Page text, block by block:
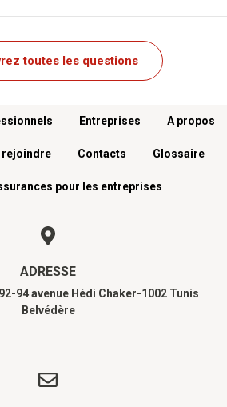
toutes les questions
Entreprises A propos
rejoindre Contacts Glossaire
pour les entreprises
ADRESSE
92-94 avenue Hédi Chaker-1002 Tunis
Belvédère